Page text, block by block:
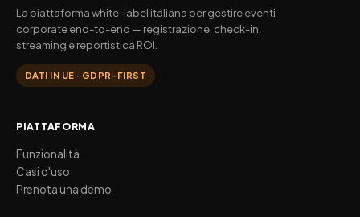
La piattaforma white-label italiana per gestire eventi
corporate end-to-end — registrazione, check-in,
streaming e reportistica ROI.
DATI IN UE · GDPR-FIRST
PIATTAFORMA
Funzionalità
Casi d'uso
Prenota una demo